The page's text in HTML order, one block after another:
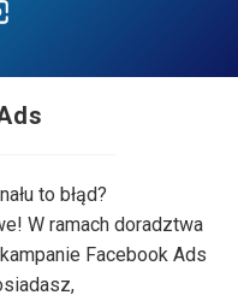
to błąd?
W ramach doradztwa
Facebook Ads